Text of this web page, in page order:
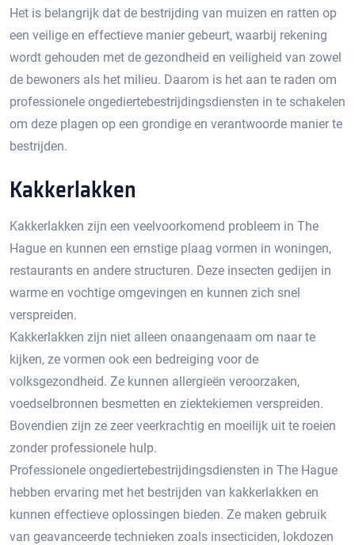
Het is belangrijk dat de bestrijding van muizen en ratten op
een veilige en effectieve manier gebeurt, waarbij rekening
wordt gehouden met de gezondheid en veiligheid van zowel
de bewoners als het milieu. Daarom is het aan te raden om
professionele ongediertebestrijdingsdiensten in te schakelen
om deze plagen op een grondige en verantwoorde manier te
bestrijden.​
Kakkerlakken
Kakkerlakken zijn een veelvoorkomend probleem in The
Hague en kunnen een ernstige plaag vormen in woningen,
restaurants en andere structuren.​ Deze insecten gedijen in
warme en vochtige omgevingen en kunnen zich snel
verspreiden.​
Kakkerlakken zijn niet alleen onaangenaam om naar te
kijken, ze vormen ook een bedreiging voor de
volksgezondheid. Ze kunnen allergieën veroorzaken,
voedselbronnen besmetten en ziektekiemen verspreiden.​
Bovendien zijn ze zeer veerkrachtig en moeilijk uit te roeien
zonder professionele hulp.​
Professionele ongediertebestrijdingsdiensten in The Hague
hebben ervaring met het bestrijden van kakkerlakken en
kunnen effectieve oplossingen bieden.​ Ze maken gebruik
van geavanceerde technieken zoals insecticiden, lokdozen